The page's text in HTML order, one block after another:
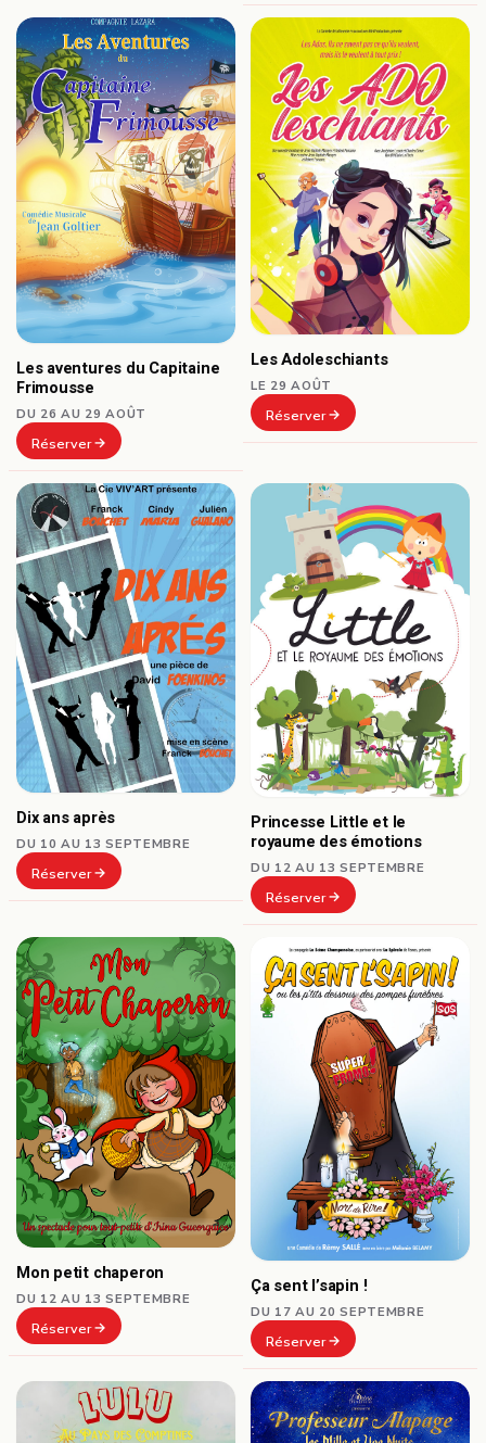
Les aventures du Capitaine
Frimousse
DU 26 AU 29 AOÛT
Réserver
Les Adoleschiants
LE 29 AOÛT
Réserver
Dix ans après
DU 10 AU 13 SEPTEMBRE
Réserver
Princesse Little et le
royaume des émotions
DU 12 AU 13 SEPTEMBRE
Réserver
Mon petit chaperon
DU 12 AU 13 SEPTEMBRE
Réserver
Ça sent l’sapin !
DU 17 AU 20 SEPTEMBRE
Réserver